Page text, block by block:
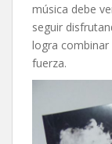
música debe
seguir
logra
fuerza.